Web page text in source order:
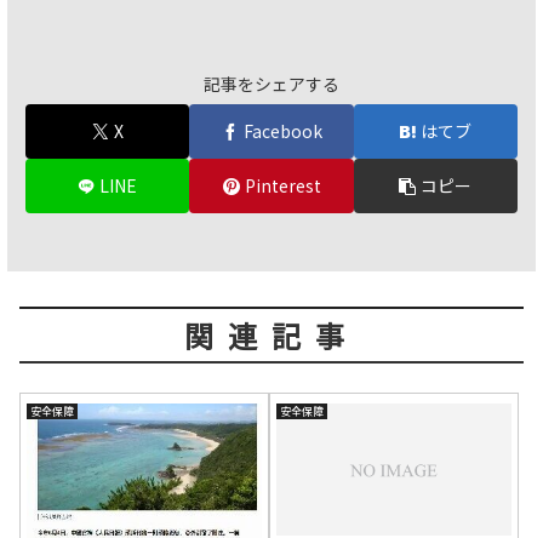
記事をシェアする
X
Facebook はてブ
LINE Pinterest コピー
関連記事
安全保障 安全保障